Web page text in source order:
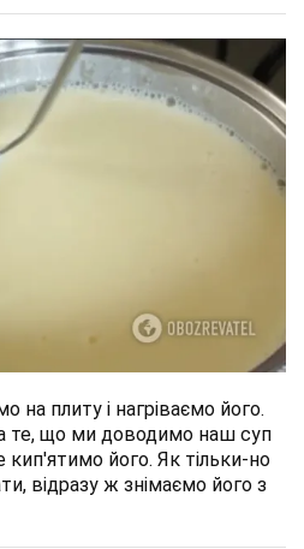
на плиту і нагріваємо його.
те, що ми доводимо наш суп
кип'ятимо його. Як тільки-но
відразу ж знімаємо його з